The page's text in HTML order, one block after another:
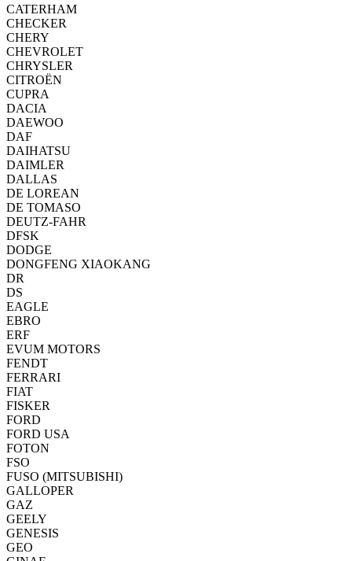
CATERHAM
CHECKER
CHERY
CHEVROLET
CHRYSLER
CITROËN
CUPRA
DACIA
DAEWOO
DAF
DAIHATSU
DAIMLER
DALLAS
DE LOREAN
DE TOMASO
DEUTZ-FAHR
DFSK
DODGE
DONGFENG XIAOKANG
DR
DS
EAGLE
EBRO
ERF
EVUM MOTORS
FENDT
FERRARI
FIAT
FISKER
FORD
FORD USA
FOTON
FSO
FUSO (MITSUBISHI)
GALLOPER
GAZ
GEELY
GENESIS
GEO